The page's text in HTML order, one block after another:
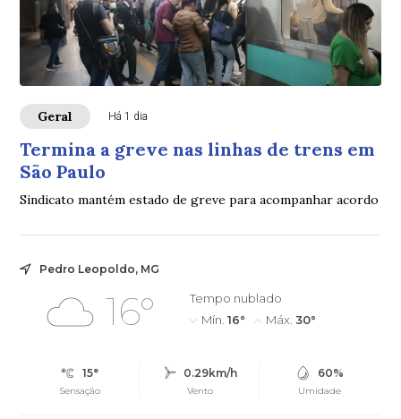
Geral Há 1 dia
Termina a greve nas linhas de trens em
São Paulo
Sindicato mantém estado de greve para acompanhar acordo
Pedro Leopoldo, MG
16°
Tempo nublado
Mín. 16° Máx. 30°
15°
Sensação
0.29km/h
Vento
60%
Umidade